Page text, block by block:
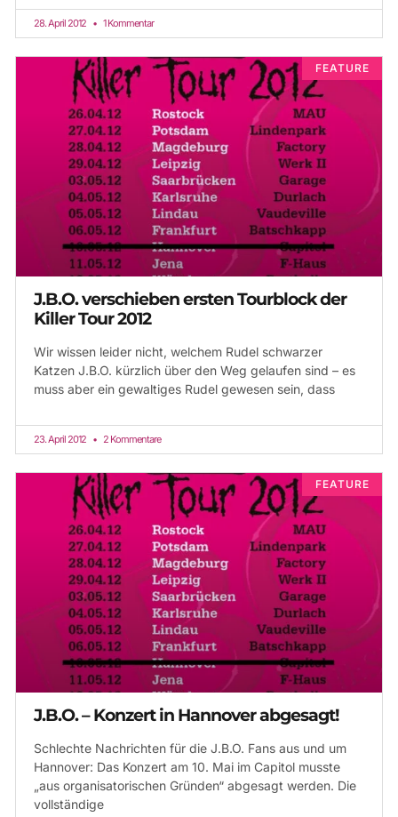
28. April 2012 1 Kommentar
FEATURE
J.B.O. verschieben ersten Tourblock der
Killer Tour 2012
Wir wissen leider nicht, welchem Rudel schwarzer
Katzen J.B.O. kürzlich über den Weg gelaufen sind – es
muss aber ein gewaltiges Rudel gewesen sein, dass
23. April 2012 2 Kommentare
FEATURE
J.B.O. – Konzert in Hannover abgesagt!
Schlechte Nachrichten für die J.B.O. Fans aus und um
Hannover: Das Konzert am 10. Mai im Capitol musste
„aus organisatorischen Gründen“ abgesagt werden. Die
vollständige